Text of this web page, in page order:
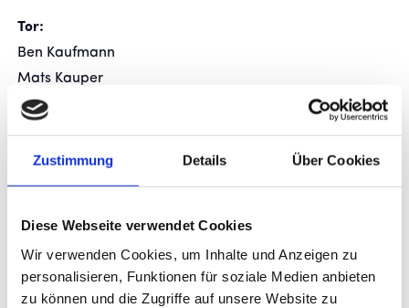
Zustimmung Details Über Cookies
Diese Webseite verwendet Cookies
Wir verwenden Cookies, um Inhalte und Anzeigen zu
personalisieren, Funktionen für soziale Medien anbieten
zu können und die Zugriffe auf unsere Website zu
Tor:
Ben Kaufmann
Mats Kauper
Linus Witt
Jonathan Kaufmann
Anik Krasniqui
Stanley Winkler